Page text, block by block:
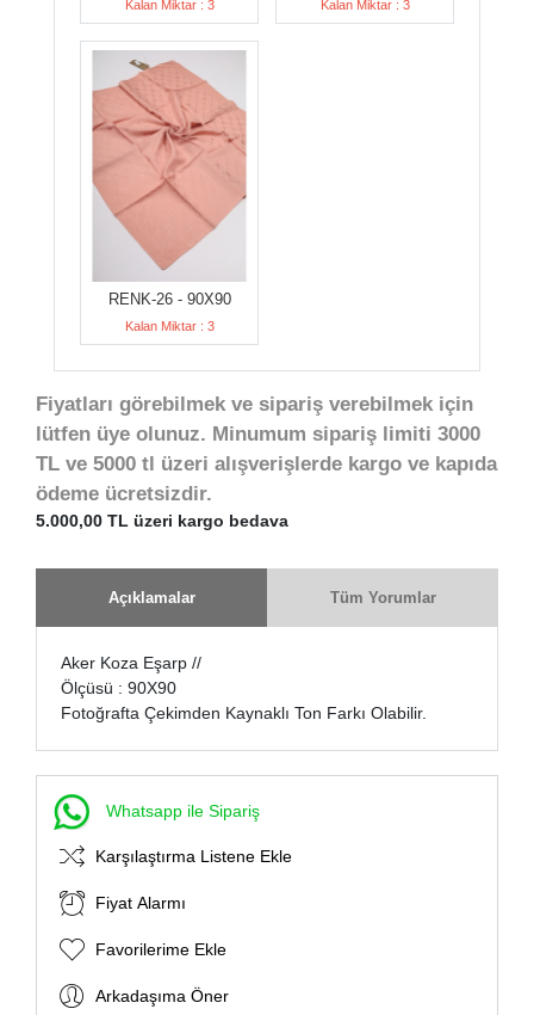
Kalan Miktar : 3 Kalan Miktar : 3
RENK-26 - 90X90
Kalan Miktar : 3
Fiyatları görebilmek ve sipariş verebilmek için
lütfen üye olunuz. Minumum sipariş limiti 3000
TL ve 5000 tl üzeri alışverişlerde kargo ve kapıda
ödeme ücretsizdir.
5.000,00 TL üzeri kargo bedava
Açıklamalar Tüm Yorumlar
Aker Koza Eşarp //
Ölçüsü : 90X90
Fotoğrafta Çekimden Kaynaklı Ton Farkı Olabilir.
Whatsapp ile Sipariş
Karşılaştırma Listene Ekle
Fiyat Alarmı
Favorilerime Ekle
Arkadaşıma Öner